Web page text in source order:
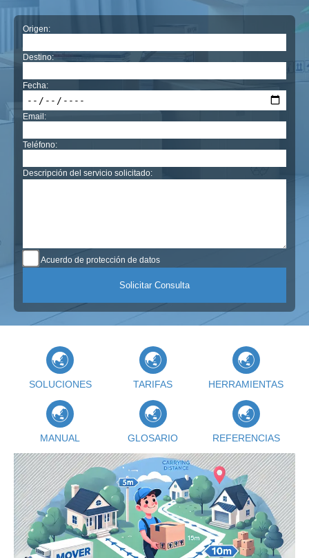
Origen:
Destino:
Fecha:
Email:
Teléfono:
Descripción del servicio solicitado:
Acuerdo de protección de datos
SOLUCIONES TARIFAS HERRAMIENTAS
MANUAL GLOSARIO REFERENCIAS